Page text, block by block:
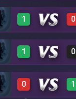
3 A2
1 0
3 A6
1 0
3 B7
0 1